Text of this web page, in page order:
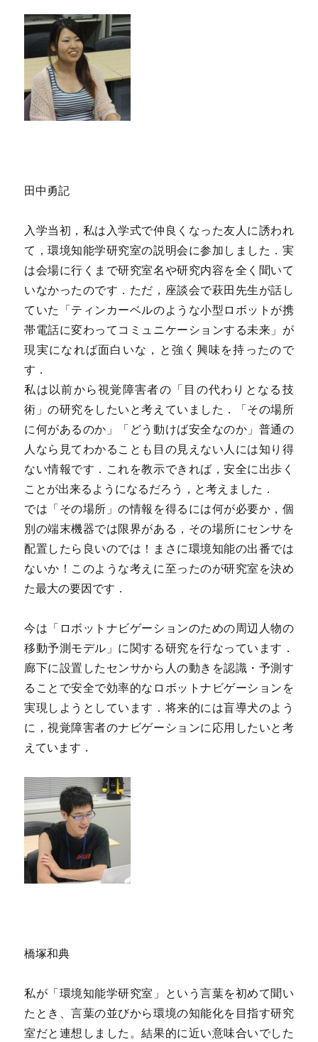
田中勇記
入学当初，私は入学式で仲良くなった友人に誘われ
て，環境知能学研究室の説明会に参加しました．実
は会場に行くまで研究室名や研究内容を全く聞いて
いなかったのです．ただ，座談会で萩田先生が話し
ていた「ティンカーベルのような小型ロボットが携
帯電話に変わってコミュニケーションする未来」が
現実になれば面白いな，と強く興味を持ったので
す．
私は以前から視覚障害者の「目の代わりとなる技
術」の研究をしたいと考えていました．「その場所
に何があるのか」「どう動けば安全なのか」普通の
人なら見てわかることも目の見えない人には知り得
ない情報です．これを教示できれば，安全に出歩く
ことが出来るようになるだろう，と考えました．
では「その場所」の情報を得るには何が必要か，個
別の端末機器では限界がある，その場所にセンサを
配置したら良いのでは！まさに環境知能の出番では
ないか！このような考えに至ったのが研究室を決め
た最大の要因です．
今は「ロボットナビゲーションのための周辺人物の
移動予測モデル」に関する研究を行なっています．
廊下に設置したセンサから人の動きを認識・予測す
ることで安全で効率的なロボットナビゲーションを
実現しようとしています．将来的には盲導犬のよう
に，視覚障害者のナビゲーションに応用したいと考
えています．
橋塚和典
私が「環境知能学研究室」という言葉を初めて聞い
たとき、言葉の並びから環境の知能化を目指す研究
室だと連想しました。結果的に近い意味合いでした